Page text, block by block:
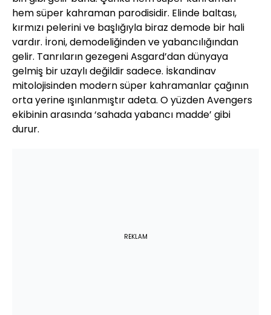
hem süper kahraman parodisidir. Elinde baltası,
kırmızı pelerini ve başlığıyla biraz demode bir hali
vardır. İroni, demodeliğinden ve yabancılığından
gelir. Tanrıların gezegeni Asgard’dan dünyaya
gelmiş bir uzaylı değildir sadece. İskandinav
mitolojisinden modern süper kahramanlar çağının
orta yerine ışınlanmıştır adeta. O yüzden Avengers
ekibinin arasında ‘sahada yabancı madde’ gibi
durur.
REKLAM